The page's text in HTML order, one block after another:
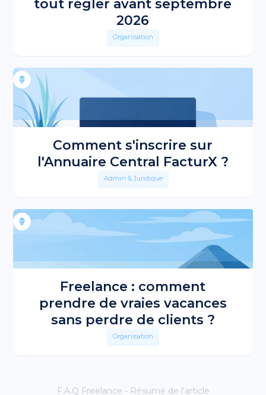
tout régler avant septembre
2026
Organisation
Comment s'inscrire sur
l'Annuaire Central FacturX ?
Admin & Juridique
Freelance : comment
prendre de vraies vacances
sans perdre de clients ?
Organisation
F.A.Q Freelance - Résumé de l'article